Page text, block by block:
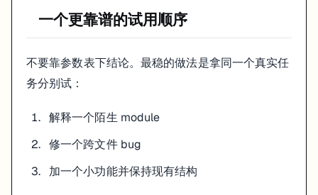
一个更靠谱的试用顺序
不要靠参数表下结论。最稳的做法是拿同一个真实任
务分别试：
解释一个陌生 module
修一个跨文件 bug
加一个小功能并保持现有结构